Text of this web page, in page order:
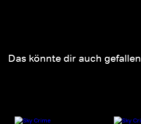
Das könnte dir auch gefallen